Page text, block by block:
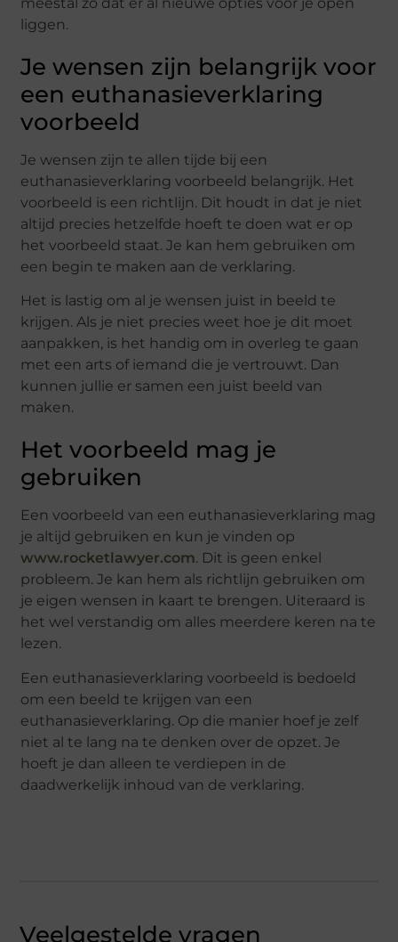
liggen.
Je wensen zijn belangrijk voor
een euthanasieverklaring
voorbeeld
Je wensen zijn te allen tijde bij een
euthanasieverklaring voorbeeld belangrijk. Het
voorbeeld is een richtlijn. Dit houdt in dat je niet
altijd precies hetzelfde hoeft te doen wat er op
het voorbeeld staat. Je kan hem gebruiken om
een begin te maken aan de verklaring.
Het is lastig om al je wensen juist in beeld te
krijgen. Als je niet precies weet hoe je dit moet
aanpakken, is het handig om in overleg te gaan
met een arts of iemand die je vertrouwt. Dan
kunnen jullie er samen een juist beeld van
maken.
Het voorbeeld mag je
gebruiken
Een voorbeeld van een euthanasieverklaring mag
je altijd gebruiken en kun je vinden op
www.rocketlawyer.com. Dit is geen enkel
probleem. Je kan hem als richtlijn gebruiken om
je eigen wensen in kaart te brengen. Uiteraard is
het wel verstandig om alles meerdere keren na te
lezen.
Een euthanasieverklaring voorbeeld is bedoeld
om een beeld te krijgen van een
euthanasieverklaring. Op die manier hoef je zelf
niet al te lang na te denken over de opzet. Je
hoeft je dan alleen te verdiepen in de
daadwerkelijk inhoud van de verklaring.
Veelgestelde vragen